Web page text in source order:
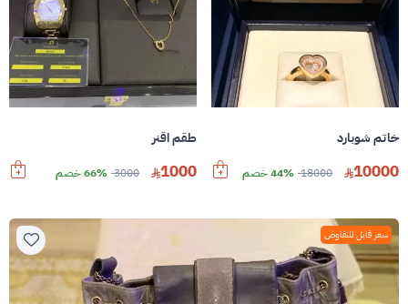
خاتم شوبارد
10000
18000 44% خصم
طقم اقنر
1000
3000 66% خصم
سعر قابل للتفاوض